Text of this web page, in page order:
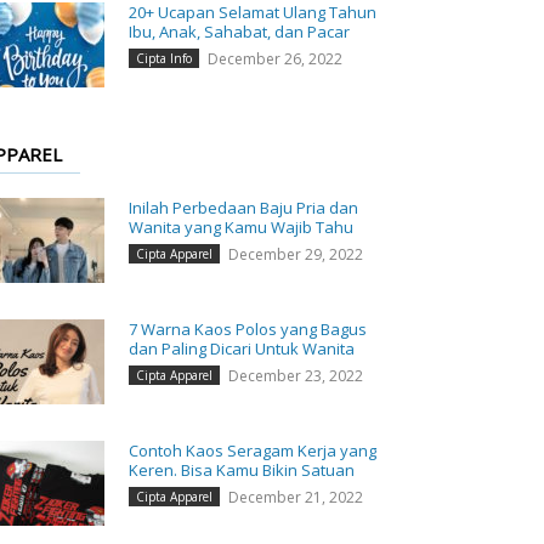
20+ Ucapan Selamat Ulang Tahun
Ibu, Anak, Sahabat, dan Pacar
Cipta Info December 26, 2022
Inilah Perbedaan Baju Pria dan
Wanita yang Kamu Wajib Tahu
Cipta Apparel December 29, 2022
7 Warna Kaos Polos yang Bagus
dan Paling Dicari Untuk Wanita
Cipta Apparel December 23, 2022
Contoh Kaos Seragam Kerja yang
Keren. Bisa Kamu Bikin Satuan
Cipta Apparel December 21, 2022